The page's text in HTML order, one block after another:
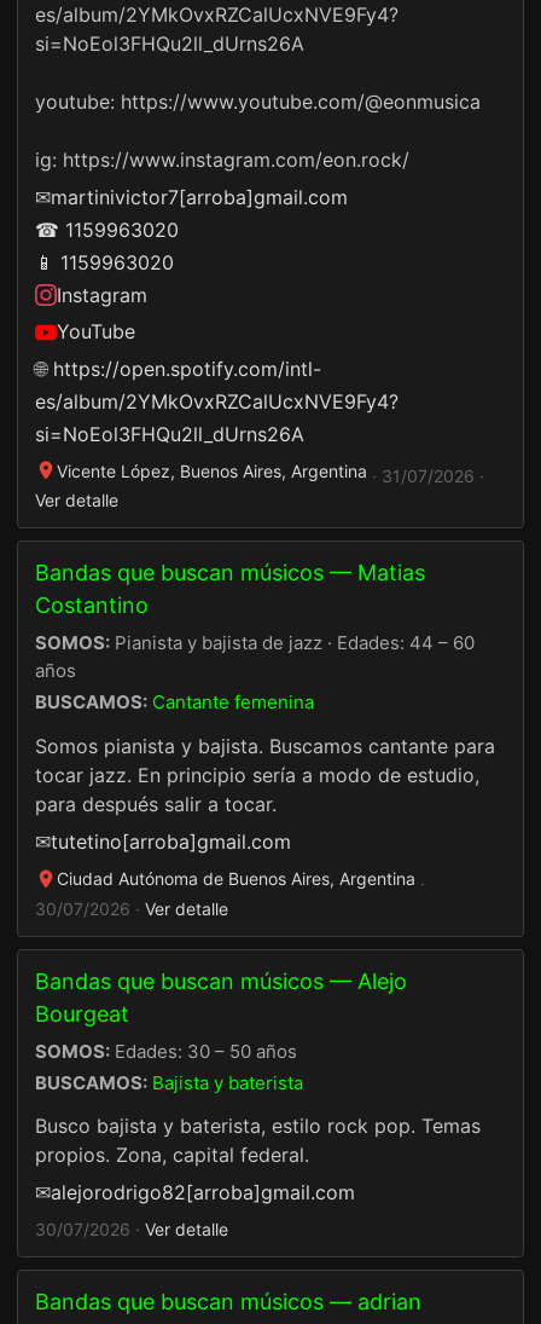
es/album/2YMkOvxRZCalUcxNVE9Fy4?
si=NoEol3FHQu2ll_dUrns26A
youtube: https://www.youtube.com/@eonmusica
ig: https://www.instagram.com/eon.rock/
✉martinivictor7[arroba]gmail.com
☎ 1159963020
📱 1159963020
Instagram
YouTube
🌐 https://open.spotify.com/intl-
es/album/2YMkOvxRZCalUcxNVE9Fy4?
si=NoEol3FHQu2ll_dUrns26A
Vicente López, Buenos Aires, Argentina · 31/07/2026 ·
Ver detalle
Bandas que buscan músicos — Matias
Costantino
SOMOS: Pianista y bajista de jazz · Edades: 44 – 60
años
BUSCAMOS: Cantante femenina
Somos pianista y bajista. Buscamos cantante para
tocar jazz. En principio sería a modo de estudio,
para después salir a tocar.
✉tutetino[arroba]gmail.com
Ciudad Autónoma de Buenos Aires, Argentina ·
30/07/2026 · Ver detalle
Bandas que buscan músicos — Alejo
Bourgeat
SOMOS: Edades: 30 – 50 años
BUSCAMOS: Bajista y baterista
Busco bajista y baterista, estilo rock pop. Temas
propios. Zona, capital federal.
✉alejorodrigo82[arroba]gmail.com
30/07/2026 · Ver detalle
Bandas que buscan músicos — adrian